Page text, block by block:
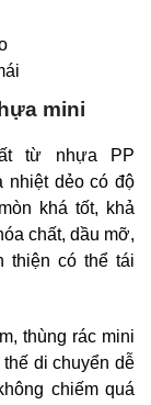
mini
từ nhựa PP
nhiệt dẻo có độ
khá tốt, khả
chất, dầu mỡ,
thiện có thể tái
thùng rác mini
di chuyển dễ
chiếm quá